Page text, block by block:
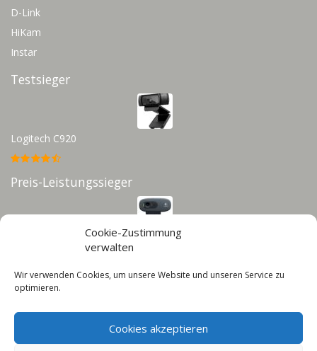
Cookie-Zustimmung
verwalten
Wir verwenden Cookies, um unsere Website und unseren Service zu
optimieren.
Cookies akzeptieren
D-Link
HiKam
Instar
Testsieger
Logitech C920
Preis-Leistungssieger
Infos
Cookie-Richtlinie (EU)